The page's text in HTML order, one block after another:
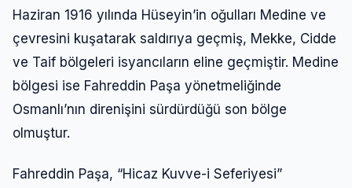
Haziran 1916 yılında Hüseyin’in oğulları Medine ve
çevresini kuşatarak saldırıya geçmiş, Mekke, Cidde
ve Taif bölgeleri isyancıların eline geçmiştir. Medine
bölgesi ise Fahreddin Paşa yönetmeliğinde
Osmanlı’nın direnişini sürdürdüğü son bölge
olmuştur.
Fahreddin Paşa, “Hicaz Kuvve-i Seferiyesi”